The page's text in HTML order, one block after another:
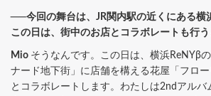
──今回の舞台は、JR関内駅の近くにある横
この日は、街中のお店とコラボレートも行う
Mio そうなんです。この日は、横浜ReNYβ
ナード地下街」に店舗を構える花屋「フロ
とコラボレートします。わたしは2ndアルバ